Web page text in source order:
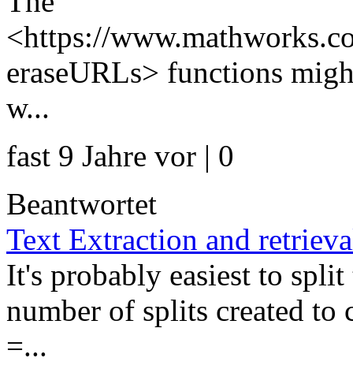
<https://
eraseURLs> functions
w...
fast 9 Jahre vor | 0
Beantwortet
Text Extraction and
It's probably easiest to
number of splits created
=...